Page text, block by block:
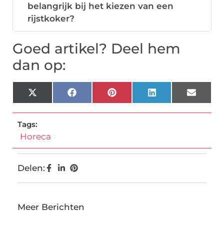
belangrijk bij het kiezen van een
rijstkoker?
Goed artikel? Deel hem
dan op:
X
(Twitter)
FacebookPinterestLinkedInEmail
Tags:
Horeca
Delen:
Meer Berichten